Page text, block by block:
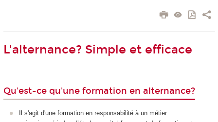
L'alternance? Simple et efficace
Qu'est-ce qu'une formation en alternance?
Il s'agit d'une formation en responsabilité à un métier